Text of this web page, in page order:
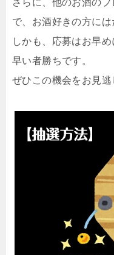
さらに、他のお酒の
で、お酒好きの方には
しかも、応募はお早
早い者勝ちです。
ぜひこの機会をお見逃